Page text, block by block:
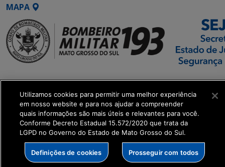
MAPA
SETDIG | Secretaria-
Executiva de
Transformação Digital
get_footer();
Utilizamos cookies para permitir uma melhor experiência
em nosso website e para nos ajudar a compreender
quais informações são mais úteis e relevantes para você.
Conforme Decreto Estadual 15.572/2020 que trata da
LGPD no Governo do Estado de Mato Grosso do Sul.
Definições de cookies Prosseguir com todos